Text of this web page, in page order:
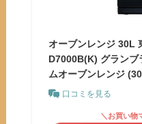
オーブンレンジ 30L
D7000B(K) グランブ
ムオーブンレンジ
口コミを見る
＼お買い物